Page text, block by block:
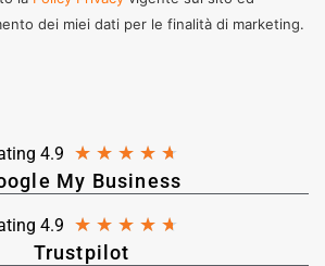
dei miei dati per le finalità di marketing.
4.9 ★ ★ ★ ★ ★
My Business
4.9 ★ ★ ★ ★ ★
Trustpilot